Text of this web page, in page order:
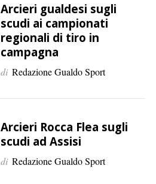
Arcieri gualdesi sugli
scudi ai campionati
regionali di tiro in
campagna
di Redazione Gualdo Sport
Arcieri Rocca Flea sugli
scudi ad Assisi
di Redazione Gualdo Sport